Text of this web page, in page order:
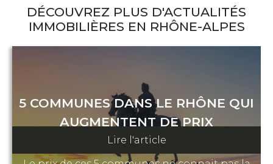
DÉCOUVREZ PLUS D'ACTUALITÉS
IMMOBILIÈRES EN RHÔNE-ALPES
5 COMMUNES DANS LE RHÔNE QUI
AUGMENTENT DE PRIX
10 février 2023
Lire l'article